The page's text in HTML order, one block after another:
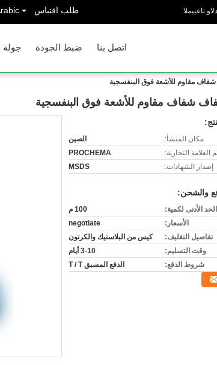
الفنى : طلب اقتباس
ضبط الجودة اتصل بنا
مقاوم للأشعة فوق البنفسجية
شفاف مقاوم للأشعة فوق البنفسجية
مكان المنشأ:
الصين
العلامة التجارية:
PROCHEMA
إصدار الشهادات:
MSDS
والشحن:
الحد الأدنى لكمية:
100 م
الأسعار:
negotiate
تفاصيل التغليف:
كيس من البلاستيك والكرتون
وقت التسليم:
3-10 أيام
شروط الدفع:
الدفع المسبق T / T